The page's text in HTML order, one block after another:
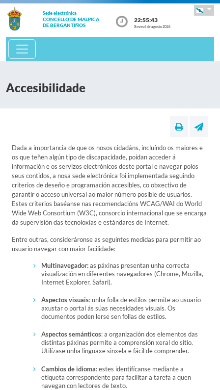
Sede electrónica
CONCELLO DE MALPICA
DE BERGANTIÑOS
22:55:43
Xoves 6 de agosto 2026
Accesibilidade
Dada a importancia de que os nosos cidadáns, incluíndo os maiores e
os que teñen algún tipo de discapacidade, poidan acceder á
información e os servizos electrónicos deste portal e navegar polos
seus contidos, a nosa sede electrónica foi implementada seguindo
criterios de deseño e programación accesibles, co obxectivo de
garantir o acceso universal ao maior número posible de usuarios.
Estes criterios baséanse nas recomendacións WCAG/WAI do World
Wide Web Consortium (W3C), consorcio internacional que se encarga
da supervisión das tecnoloxías e estándares de Internet.
Entre outras, consideráronse as seguintes medidas para permitir ao
usuario navegar con maior facilidade:
Multinavegador:as páxinas presentan unha correcta
visualización en diferentes navegadores (Chrome, Mozilla,
Internet Explorer, Safari).
Aspectos visuais: unha folla de estilos permite ao usuario
axustar o portal ás súas necesidades visuais. Os
documentos poden lerse sen follas de estilos.
Aspectos semánticos: a organización dos elementos das
distintas páxinas permite a comprensión xeral do sitio.
Utilízase unha linguaxe sinxela e fácil de comprender.
Cambios de idioma: estes identifícanse mediante a
etiqueta correspondente para facilitar a tarefa a quen
navegan con lectores de texto.